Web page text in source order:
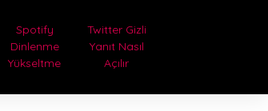
Spotify
Dinlenme
Yükseltme
Twitter Gizli
Yanıt Nasıl
Açılır